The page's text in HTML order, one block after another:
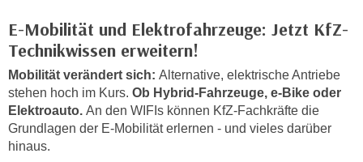
E-Mobilität und Elektrofahrzeuge: Jetzt KfZ-
Technikwissen erweitern!
Mobilität verändert sich: Alternative, elektrische Antriebe
stehen hoch im Kurs. Ob Hybrid-Fahrzeuge, e-Bike oder
Elektroauto. An den WIFIs können KfZ-Fachkräfte die
Grundlagen der E-Mobilität erlernen - und vieles darüber
hinaus.
d
e
n
w
i
s
i
r
a
u
c